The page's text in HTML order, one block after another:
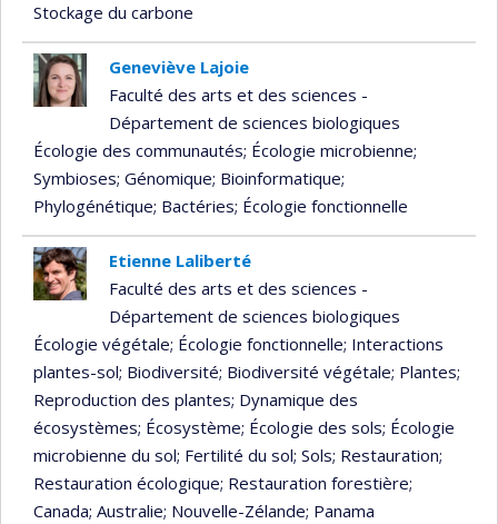
Stockage du carbone
Geneviève Lajoie
Faculté des arts et des sciences -
Département de sciences biologiques
Écologie des communautés; Écologie microbienne;
Symbioses; Génomique; Bioinformatique;
Phylogénétique; Bactéries; Écologie fonctionnelle
Etienne Laliberté
Faculté des arts et des sciences -
Département de sciences biologiques
Écologie végétale; Écologie fonctionnelle; Interactions
plantes-sol; Biodiversité; Biodiversité végétale; Plantes;
Reproduction des plantes; Dynamique des
écosystèmes; Écosystème; Écologie des sols; Écologie
microbienne du sol; Fertilité du sol; Sols; Restauration;
Restauration écologique; Restauration forestière;
Canada; Australie; Nouvelle-Zélande; Panama